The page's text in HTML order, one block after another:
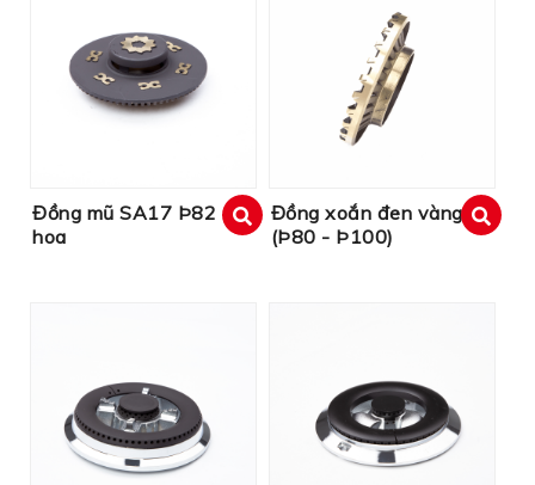
Đồng mũ SA17 Þ82
hoa
Đồng xoắn đen vàng
(Þ80 - Þ100)